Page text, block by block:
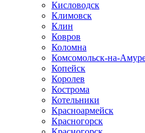
Кисловодск
Климовск
Клин
Ковров
Коломна
Комсомольск-на-
Копейск
Королев
Кострома
Котельники
Красноармейск
Красногорск